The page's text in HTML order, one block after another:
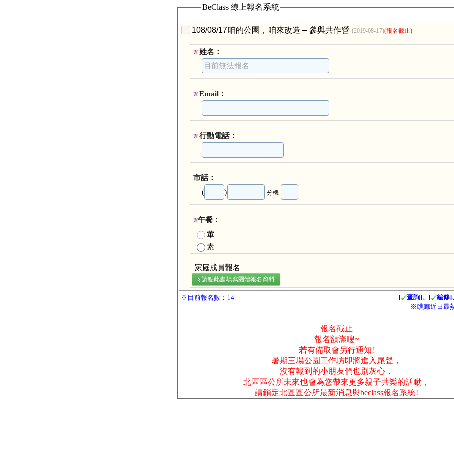
BeClass 線上報名系統
108/08/17咱的公園，咱來改造 – 參與共作營 (2019-08-17)(報名截止)
※ 姓名：
※ Email：
※ 行動電話：
市話：
( ) 分機
※午餐：
葷
素
家庭成員報名
§ 請點此處填寫團體報名資料
※目前報名數：14 [ 查詢]、[
編修]
※瞧瞧近日最
報名截止
報名額滿嘍~
若有備取會另行通知!
暑期三場公園工作坊即將進入尾聲，
沒有報到的小朋友們也別灰心，
北區區公所未來也會為您帶來更多親子共樂的活動，
請鎖定北區區公所最新消息與beclass報名系統!